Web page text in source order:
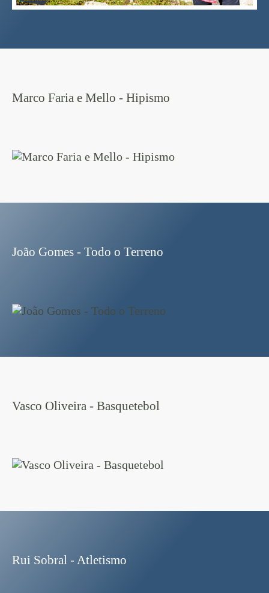
Marco Faria e Mello - Hipismo
João Gomes - Todo o Terreno
Vasco Oliveira - Basquetebol
Rui Sobral - Atletismo